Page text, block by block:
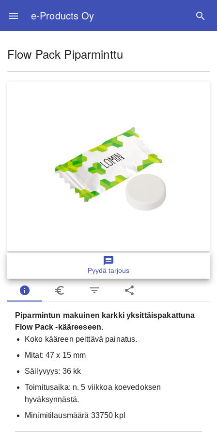
menu e-Products Oy search
Flow Pack Piparminttu
message
Pyydä tarjous
info euro_symbol filter_list share
Piparmintun makuinen karkki yksittäispakattuna
Flow Pack -kääreeseen.
Koko kääreen peittävä painatus.
Mitat: 47 x 15 mm
Säilyvyys: 36 kk
Toimitusaika: n. 5 viikkoa koevedoksen
hyväksynnästä.
Minimitilausmäärä 33750 kpl